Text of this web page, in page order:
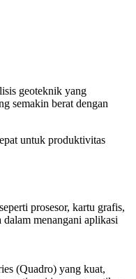
geoteknik yang
semakin berat dengan
untuk produktivitas
prosesor, kartu grafis,
menangani aplikasi
(Quadro) yang kuat,